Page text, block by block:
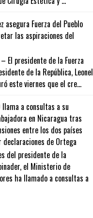
asegura Fuerza del Pueblo
las aspiraciones del
El presidente de la Fuerza
de la República, Leonel
este viernes que el cre...
llama a consultas a su
en Nicaragua tras
entre los dos países
declaraciones de Ortega
del presidente de la
el Ministerio de
ha llamado a consultas a